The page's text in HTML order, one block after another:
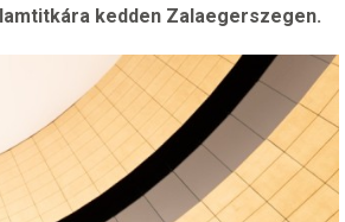
kedden Zalaegerszegen.